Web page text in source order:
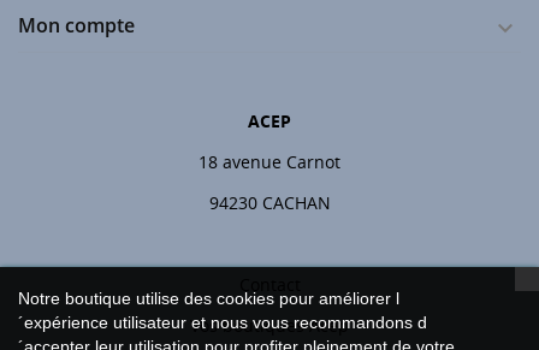
Mon compte 
ACEP
18 avenue Carnot
94230 CACHAN
Vos boutiques Acep
Notre boutique utilise des cookies pour améliorer l
´expérience utilisateur et nous vous recommandons d